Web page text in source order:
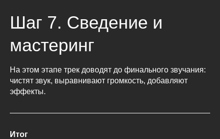
Шаг 7. Сведение и
мастеринг
На этом этапе трек доводят до финального звучания:
чистят звук, выравнивают громкость, добавляют
эффекты.
Итог